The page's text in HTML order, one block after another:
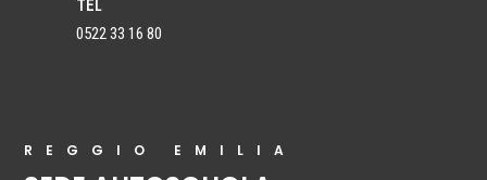
TEL
0522 33 16 80
REGGIO EMILIA